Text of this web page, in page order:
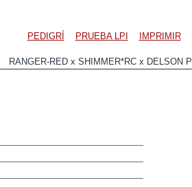
PEDIGRÍ PRUEBA LPI IMPRIMIR
RANGER-RED x SHIMMER*RC x DELSON P